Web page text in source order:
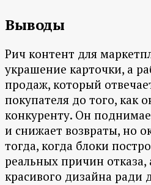
Выводы
Рич контент для
украшение карточки, а
продаж, который
покупателя до того, как
конкуренту. Он
и снижает возвраты, но
тогда, когда блоки
реальных причин отказа,
красивого дизайна ради